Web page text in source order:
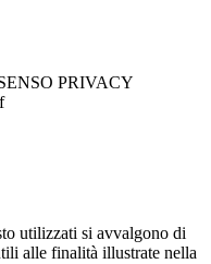
PRIVACY
utilizzati si avvalgono di
alle finalità illustrate nella